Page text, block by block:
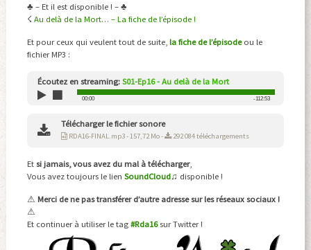
♣ – Et il est disponible ! – ♣
☇ Au delà de la Mort… – La fiche de l’épisode !
Et pour ceux qui veulent tout de suite, la fiche de l’épisodeou le
fichier MP3 :
Écoutez en streaming: S01-Ep16 - Au delà de la Mort
00:00 -112:53
Télécharger le fichier sonore
RDA16-FINAL.mp3 - 157,72 Mo - 292 084 téléchargements
Et si jamais, vous avez du mal à télécharger,
Vous avez toujours le lien SoundCloud♫ disponible !
⚠ Merci de ne pas transférer d’autre adresse sur les réseaux sociaux !
⚠
Et continuer à utiliser le tag #Rda16 sur Twitter !